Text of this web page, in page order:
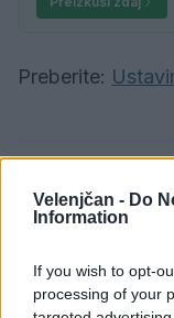
Velenjčan - Do
Information
If you wish to opt-
processing of your
Preberite:
Opozorilo:Po
rasističnimi,
bodo odstranjeni.